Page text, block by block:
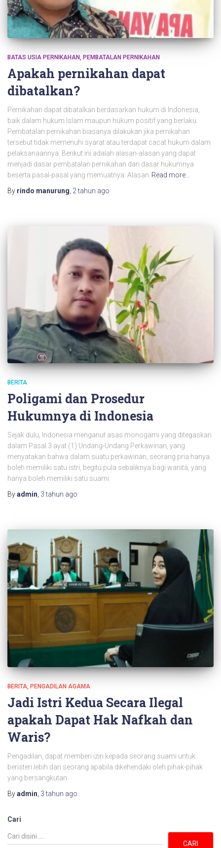
BATAS USIA PERNIKAHAN PEMBATALAN PERNIKAHAN
Apakah pernikahan dapat
dibatalkan?
Pernikahan dapat dibatalkan berdasarkan hukum di Indonesia,
baik dalam hukum Islam maupun hukum positif yang berlaku.
Pembatalan pernikahan biasanya dilakukan jika pernikahan
tersebut tidak memenuhi syarat atau terdapat cacat hukum dalam
pelaksanaannya. Berikut ini adalah alasan-alasan yang dapat
menjadi dasar pembatalan pernikahan dan dasar hukumnya
beserta pasal-pasal yang memuatnya: Alasan Read more…
By rindo manurung 2 tahun ago
BERITA
Poligami dan Prosedur
Hukumnya di Indonesia
Sejak dulu, Indonesia menganut asas monogami yang ditegaskan
dalam Pasal 3 ayat (1) Undang-Undang Perkawinan, yang
menyatakan bahwa dalam suatu perkawinan, seorang pria hanya
boleh memiliki satu istri, begitu pula sebaliknya bagi wanita, yang
hanya boleh memiliki satu suami.
Byadmin, 3 tahun ago
BERITA PENGADILAN AGAMA
Jadi Istri Kedua Secara Ilegal
apakah Dapat Hak Nafkah dan
Waris?
Pengadilan, dapat memberi izin kepada seorang suami untuk
beristeri lebih dari seorang apabila dikehendaki oleh pihak-pihak
yang bersangkutan.
Byadmin 3 tahun ago
Cari
CARI